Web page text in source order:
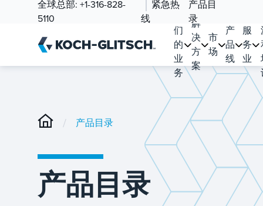
全球总部: +1-316-828-
5110
紧急热
线
产品目
录
们
的
业
务
解
决
方
案
市
场
产
品
线
服
务
业
/ 产品目录
产品目录